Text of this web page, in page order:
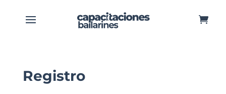
Registro